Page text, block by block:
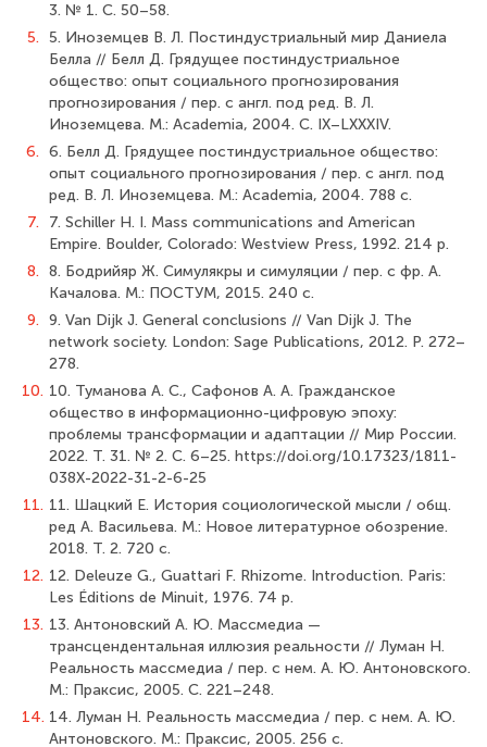
3. № 1. С. 50–58.
5. 5. Иноземцев В. Л. Постиндустриальный мир Даниела
Белла // Белл Д. Грядущее постиндустриальное
общество: опыт социального прогнозирования
прогнозирования / пер. с англ. под ред. В. Л.
Иноземцева. М.: Academia, 2004. С. IX–LXXXIV.
6. 6. Белл Д. Грядущее постиндустриальное общество:
опыт социального прогнозирования / пер. с англ. под
ред. В. Л. Иноземцева. М.: Academia, 2004. 788 с.
7.
7. Schiller H. I. Mass communications and American
Empire. Boulder, Colorado: Westview Press, 1992. 214 p.
8. 8. Бодрийяр Ж. Симулякры и симуляции / пер. с фр. А.
Качалова. М.: ПОСТУМ, 2015. 240 с.
9. 9. Van Dijk J. General conclusions // Van Dijk J. The
network society. London: Sage Publications, 2012. P. 272–
278.
10. 10. Туманова А. С., Сафонов А. А. Гражданское
общество в информационно-цифровую эпоху:
проблемы трансформации и адаптации // Мир России.
2022. Т. 31. № 2. С. 6–25. https://doi.org/10.17323/1811-
038X-2022-31-2-6-25
11. 11. Шацкий Е. История социологической мысли / общ.
ред А. Васильева. М.: Новое литературное обозрение.
2018. Т. 2. 720 с.
12. 12. Deleuze G., Guattari F. Rhizome. Introduction. Paris:
Les Éditions de Minuit, 1976. 74 p.
13. 13. Антоновский А. Ю. Массмедиа —
трансцендентальная иллюзия реальности // Луман Н.
Реальность массмедиа / пер. с нем. А. Ю. Антоновского.
М.: Праксис, 2005. С. 221–248.
14. 14. Луман Н. Реальность массмедиа / пер. с нем. А. Ю.
Антоновского. М.: Праксис, 2005. 256 с.